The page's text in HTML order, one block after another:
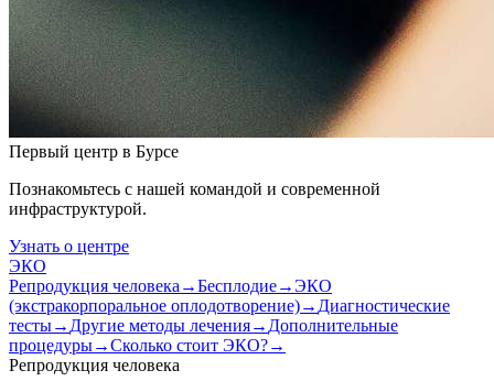
Первый центр в Бурсе
Познакомьтесь с нашей командой и современной
инфраструктурой.
Узнать о центре
ЭКО
Репродукция человека →Бесплодие→ЭКО
(экстракорпоральное оплодотворение)→ Диагностические
тесты→ Другие методы лечения→ Дополнительные
процедуры→Сколько стоит ЭКО?→
Репродукция человека